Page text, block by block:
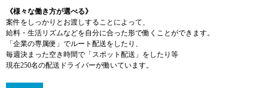
《様々な働き方が選べる》
案件をしっかりとお渡しすることによって、
給料・生活リズムなどを自分に合った形で働くことができます。
「企業の専属便」でルート配送をしたり、
毎週決まった空き時間で「スポット配送」をしたり等
現在250名の配送ドライバーが働いています。